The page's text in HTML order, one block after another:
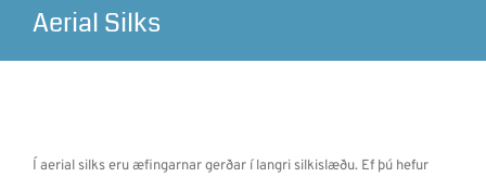
Aerial Silks
Í aerial silks eru æfingarnar gerðar í langri silkislæðu. Ef þú hefur